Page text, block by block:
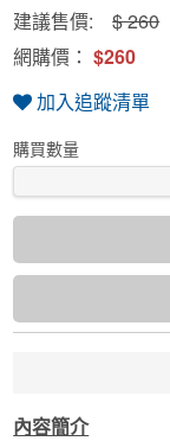
建議售價:$ 260
網購價：$260
加入追蹤清單
購買數量
內容簡介